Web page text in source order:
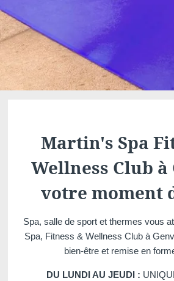
Martin's Spa
Wellness Club à
votre moment
Spa, salle de sport et thermes vous
Spa, Fitness & Wellness Club à
bien-être et remise en
DU LUNDI AU JEUDI :
Martin's Louvain-la-